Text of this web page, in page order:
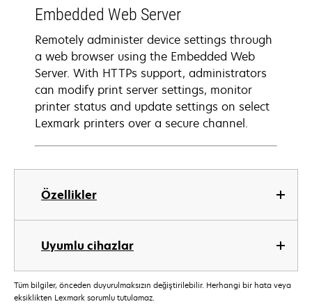
Özellikler
Uyumlu cihazlar
Embedded Web Server
Remotely administer device settings through
a web browser using the Embedded Web
Server. With HTTPs support, administrators
can modify print server settings, monitor
printer status and update settings on select
Lexmark printers over a secure channel.
Tüm bilgiler, önceden duyurulmaksızın değiştirilebilir. Herhangi bir hata veya
eksiklikten Lexmark sorumlu tutulamaz.